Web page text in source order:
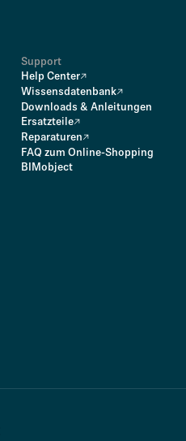
Support
Help Center
Wissensdatenbank
Downloads & Anleitungen
Ersatzteile
Reparaturen
FAQ zum Online-Shopping
BIMobject